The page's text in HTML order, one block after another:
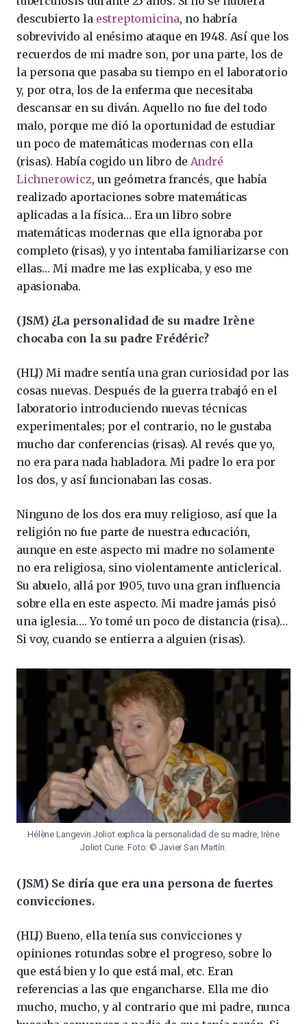
descubierto la estreptomicina, no habría
sobrevivido al enésimo ataque en 1948. Así que los
recuerdos de mi madre son, por una parte, los de
la persona que pasaba su tiempo en el laboratorio
y, por otra, los de la enferma que necesitaba
descansar en su diván. Aquello no fue del todo
malo, porque me dió la oportunidad de estudiar
un poco de matemáticas modernas con ella
(risas). Había cogido un libro de André
Lichnerowicz, un geómetra francés, que había
realizado aportaciones sobre matemáticas
aplicadas a la física… Era un libro sobre
matemáticas modernas que ella ignoraba por
completo (risas), y yo intentaba familiarizarse con
ellas… Mi madre me las explicaba, y eso me
apasionaba.
(JSM) ¿La personalidad de su madre Irène
chocaba con la su padre Frédéric?
(HLJ) Mi madre sentía una gran curiosidad por las
cosas nuevas. Después de la guerra trabajó en el
laboratorio introduciendo nuevas técnicas
experimentales; por el contrario, no le gustaba
mucho dar conferencias (risas). Al revés que yo,
no era para nada habladora. Mi padre lo era por
los dos, y así funcionaban las cosas.
Ninguno de los dos era muy religioso, así que la
religión no fue parte de nuestra educación,
aunque en este aspecto mi madre no solamente
no era religiosa, sino violentamente anticlerical.
Su abuelo, allá por 1905, tuvo una gran influencia
sobre ella en este aspecto. Mi madre jamás pisó
una iglesia…. Yo tomé un poco de distancia (risa)…
Si voy, cuando se entierra a alguien (risas).
Hélène Langevin Joliot explica la personalidad de su madre, Irène
Joliot Curie. Foto: © Javier San Martín.
(JSM) Se diría que era una persona de fuertes
convicciones.
(HLJ) Bueno, ella tenía sus convicciones y
opiniones rotundas sobre el progreso, sobre lo
que está bien y lo que está mal, etc. Eran
referencias a las que engancharse. Ella me dio
mucho, mucho, y al contrario que mi padre, nunca